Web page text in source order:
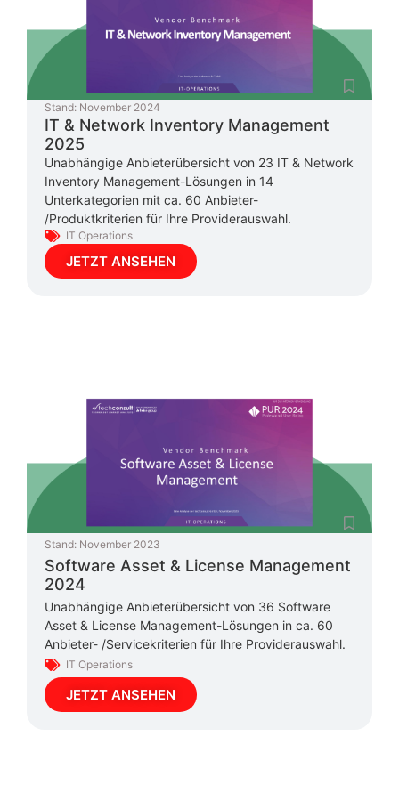
Stand: November 2024
IT & Network Inventory Management
2025
Unabhängige Anbieterübersicht von 23 IT & Network
Inventory Management-Lösungen in 14
Unterkategorien mit ca. 60 Anbieter-
/Produktkriterien für Ihre Providerauswahl.
IT Operations
JETZT ANSEHEN
Stand: November 2023
Software Asset & License Management
2024
Unabhängige Anbieterübersicht von 36 Software
Asset & License Management-Lösungen in ca. 60
Anbieter- /Servicekriterien für Ihre Providerauswahl.
IT Operations
JETZT ANSEHEN